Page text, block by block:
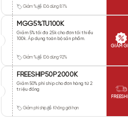
Giảm % Đã dùng 81%
MGG5%TU100K
Giảm 5% tối đa 25k cho đơn tối thiểu
100k. Áp dụng toàn bộ sản phẩm.
Giảm % Đã dùng 92%
GIẢM
FREESHIP50P2000K
Giảm 50% phí ship cho đơn hàng từ 2
triệu đồng
Giảm phí ship Không giới hạn